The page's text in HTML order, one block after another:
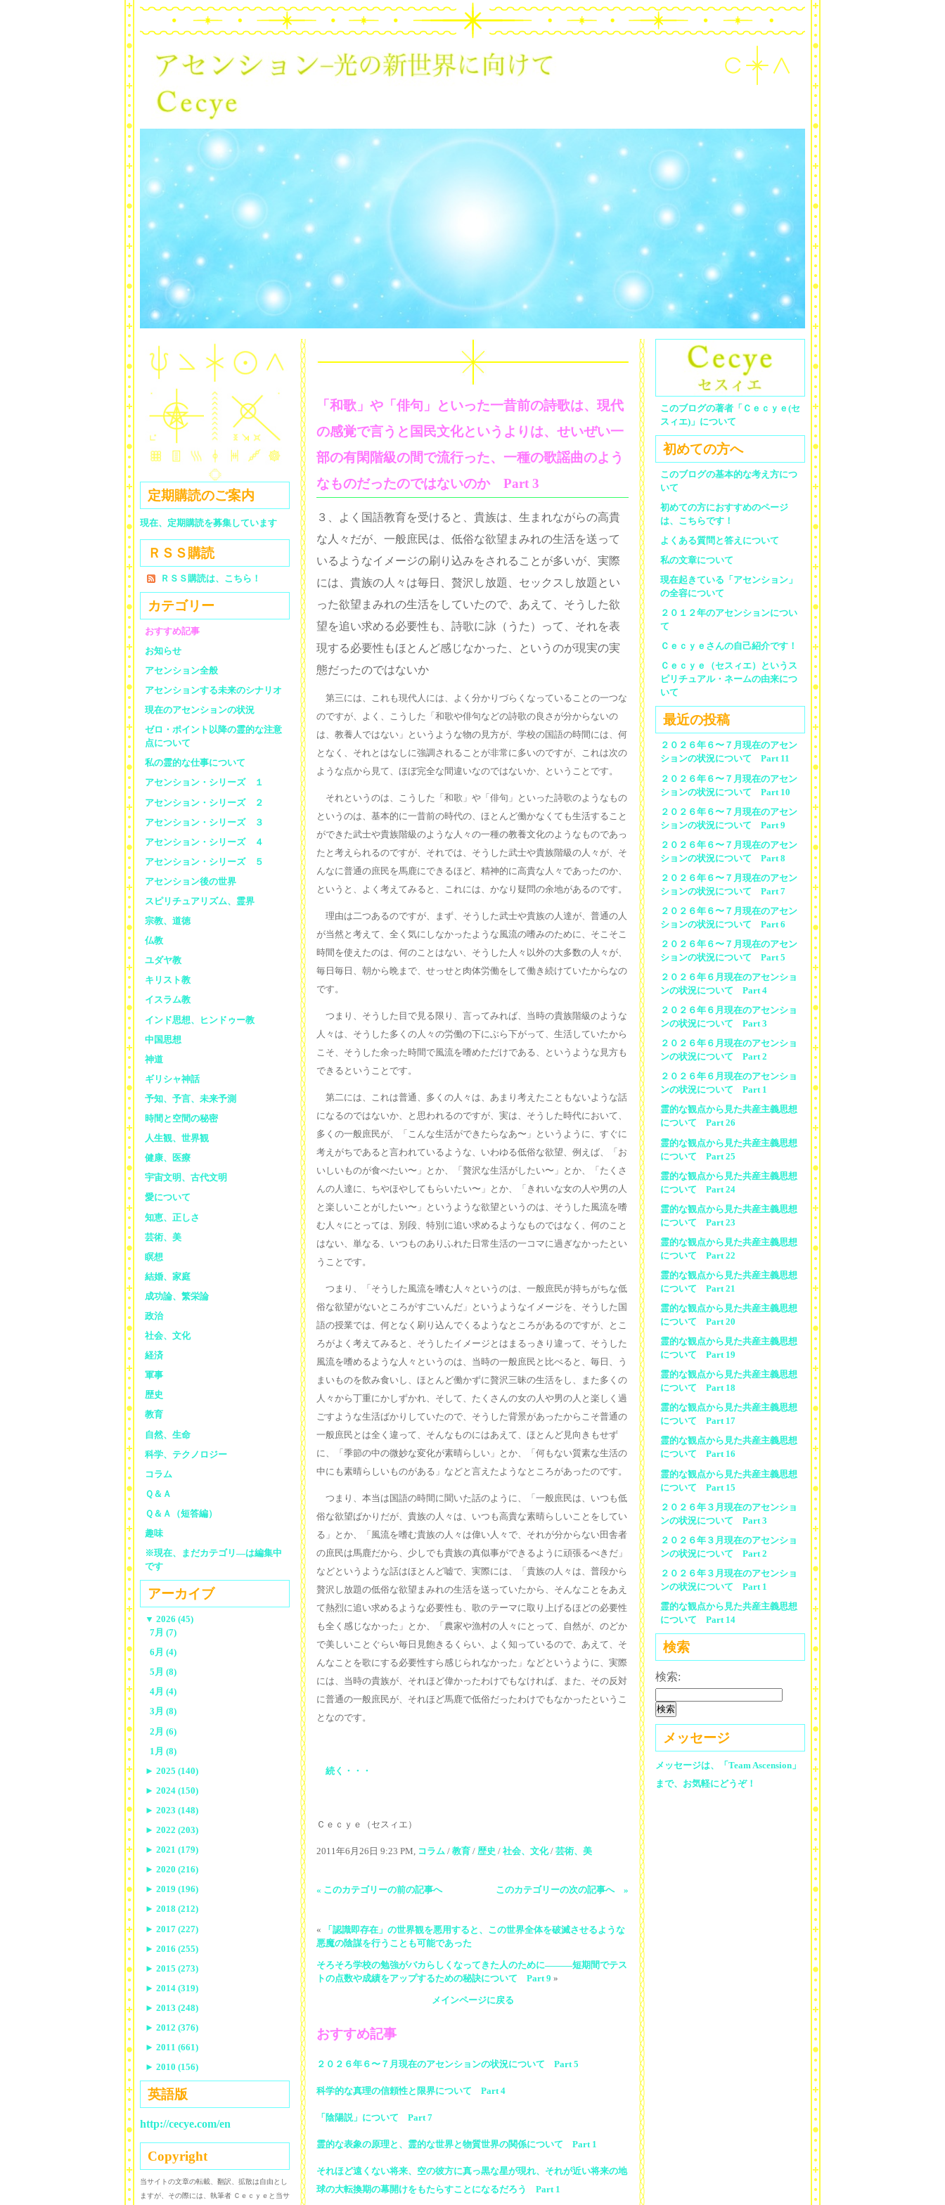
「和歌」や「俳句」といった一昔前の詩歌は、現代
の感覚で言うと国民文化というよりは、せいぜい一
部の有閑階級の間で流行った、一種の歌謡曲のよう
なものだったのではないのか Part 3
３、よく国語教育を受けると、貴族は、生まれながらの高貴
な人々だが、一般庶民は、低俗な欲望まみれの生活を送って
いるようなイメージの刷り込みをされることが多いが、実際
には、貴族の人々は毎日、贅沢し放題、セックスし放題とい
った欲望まみれの生活をしていたので、あえて、そうした欲
望を追い求める必要性も、詩歌に詠（うた）って、それを表
現する必要性もほとんど感じなかった、というのが現実の実
態だったのではないか
第三には、これも現代人には、よく分かりづらくなっていることの一つな
のですが、よく、こうした「和歌や俳句などの詩歌の良さが分からないの
は、教養人ではない」というような物の見方が、学校の国語の時間には、何
となく、それとはなしに強調されることが非常に多いのですが、これは次の
ような点から見て、ほぼ完全な間違いなのではないか、ということです。
それというのは、こうした「和歌」や「俳句」といった詩歌のようなもの
というのは、基本的に一昔前の時代の、ほとんど働かなくても生活すること
ができた武士や貴族階級のような人々の一種の教養文化のようなものであっ
たと考えられるのですが、それでは、そうした武士や貴族階級の人々が、そ
んなに普通の庶民を馬鹿にできるほど、精神的に高貴な人々であったのか、
というと、よく考えてみると、これには、かなり疑問の余地があるのです。
理由は二つあるのですが、まず、そうした武士や貴族の人達が、普通の人
が当然と考えて、全く気にしなかったような風流の嗜みのために、そこそこ
時間を使えたのは、何のことはない、そうした人々以外の大多数の人々が、
毎日毎日、朝から晩まで、せっせと肉体労働をして働き続けていたからなの
です。
つまり、そうした目で見る限り、言ってみれば、当時の貴族階級のような
人々は、そうした多くの人々の労働の下にぶら下がって、生活していたから
こそ、そうした余った時間で風流を嗜めただけである、というような見方も
できるということです。
第二には、これは普通、多くの人々は、あまり考えたこともないような話
になるのではないか、と思われるのですが、実は、そうした時代において、
多くの一般庶民が、「こんな生活ができたらなあ〜」というように、すぐに
考えがちであると言われているような、いわゆる低俗な欲望、例えば、「お
いしいものが食べたい〜」とか、「贅沢な生活がしたい〜」とか、「たくさ
んの人達に、ちやほやしてもらいたい〜」とか、「きれいな女の人や男の人
と楽しいことがしたい〜」というような欲望というのは、そうした風流を嗜
む人々にとっては、別段、特別に追い求めるようなものではなく、何のこと
はない、単なる、いつものありふれた日常生活の一コマに過ぎなかったとい
うことです。
つまり、「そうした風流を嗜む人々というのは、一般庶民が持ちがちな低
俗な欲望がないところがすごいんだ」というようなイメージを、そうした国
語の授業では、何となく刷り込んでくるようなところがあるのですが、とこ
ろがよく考えてみると、そうしたイメージとはまるっきり違って、そうした
風流を嗜めるような人々というのは、当時の一般庶民と比べると、毎日、う
まいものを飲み食いし、ほとんど働かずに贅沢三昧の生活をし、また多くの
人々から丁重にかしずかれ、そして、たくさんの女の人や男の人と楽しく過
ごすような生活ばかりしていたので、そうした背景があったからこそ普通の
一般庶民とは全く違って、そんなものにはあえて、ほとんど見向きもせず
に、「季節の中の微妙な変化が素晴らしい」とか、「何もない質素な生活の
中にも素晴らしいものがある」などと言えたようなところがあったのです。
つまり、本当は国語の時間に聞いた話のように、「一般庶民は、いつも低
俗な欲望ばかりだが、貴族の人々は、いつも高貴な素晴らしいことをしてい
る」とか、「風流を嗜む貴族の人々は偉い人々で、それが分からない田舎者
の庶民は馬鹿だから、少しでも貴族の真似事ができるように頑張るべきだ」
などというような話はほとんど嘘で、実際には、「貴族の人々は、普段から
贅沢し放題の低俗な欲望まみれの生活を送っていたから、そんなことをあえ
て熱烈に追い求めるような必要性も、歌のテーマに取り上げるほどの必要性
も全く感じなかった」とか、「農家や漁村の人々にとって、自然が、のどか
で美しいことぐらい毎日見飽きるくらい、よく知っているので、あえて、そ
んなことを歌にする必要性すら感じられなかった」などというように、実際
には、当時の貴族が、それほど偉かったわけでもなければ、また、その反対
に普通の一般庶民が、それほど馬鹿で低俗だったわけでもなかったというこ
となのです。
続く・・・
Ｃｅｃｙｅ（セスィエ）
2011年6月26日 9:23 PM, コラム / 教育 / 歴史 / 社会、文化/ 芸術、美
« このカテゴリーの前の記事へ このカテゴリーの次の記事へ »
«
「認識即存在」の世界観を悪用すると、この世界全体を破滅させるような
悪魔の陰謀を行うことも可能であった
そろそろ学校の勉強がバカらしくなってきた人のために―――短期間でテス
トの点数や成績をアップするための秘訣について Part 9 »
メインページに戻る
おすすめ記事
２０２６年６〜７月現在のアセンションの状況について Part 5
科学的な真理の信頼性と限界について Part 4
「陰陽説」について Part 7
霊的な表象の原理と、霊的な世界と物質世界の関係について Part 1
それほど遠くない将来、空の彼方に真っ黒な星が現れ、それが近い将来の地
球の大転換期の幕開けをもたらすことになるだろう Part 1
このブログの著者「Ｃｅｃｙｅ(セ
スィエ)」について
初めての方へ
このブログの基本的な考え方につ
いて
初めての方におすすめのページ
は、こちらです！
よくある質問と答えについて
私の文章について
現在起きている「アセンション」
の全容について
２０１２年のアセンションについ
て
Ｃｅｃｙｅさんの自己紹介です！
Ｃｅｃｙｅ（セスィエ）というス
ピリチュアル・ネームの由来につ
いて
最近の投稿
２０２６年６〜７月現在のアセン
ションの状況について Part 11
２０２６年６〜７月現在のアセン
ションの状況について Part 10
２０２６年６〜７月現在のアセン
ションの状況について Part 9
２０２６年６〜７月現在のアセン
ションの状況について Part 8
２０２６年６〜７月現在のアセン
ションの状況について Part 7
２０２６年６〜７月現在のアセン
ションの状況について Part 6
２０２６年６〜７月現在のアセン
ションの状況について Part 5
２０２６年６月現在のアセンショ
ンの状況について Part 4
２０２６年６月現在のアセンショ
ンの状況について Part 3
２０２６年６月現在のアセンショ
ンの状況について Part 2
２０２６年６月現在のアセンショ
ンの状況について Part 1
霊的な観点から見た共産主義思想
について Part 26
霊的な観点から見た共産主義思想
について Part 25
霊的な観点から見た共産主義思想
について Part 24
霊的な観点から見た共産主義思想
について Part 23
霊的な観点から見た共産主義思想
について Part 22
霊的な観点から見た共産主義思想
について Part 21
霊的な観点から見た共産主義思想
について Part 20
霊的な観点から見た共産主義思想
について Part 19
霊的な観点から見た共産主義思想
について Part 18
霊的な観点から見た共産主義思想
について Part 17
霊的な観点から見た共産主義思想
について Part 16
霊的な観点から見た共産主義思想
について Part 15
２０２６年３月現在のアセンショ
ンの状況について Part 3
２０２６年３月現在のアセンショ
ンの状況について Part 2
２０２６年３月現在のアセンショ
ンの状況について Part 1
霊的な観点から見た共産主義思想
について Part 14
検索
検索:
メッセージ
メッセージは、「Team Ascension」
まで、お気軽にどうぞ！
定期購読のご案内
現在、定期購読を募集しています
ＲＳＳ購読
ＲＳＳ購読は、こちら！
カテゴリー
おすすめ記事
お知らせ
アセンション全般
アセンションする未来のシナリオ
現在のアセンションの状況
ゼロ・ポイント以降の霊的な注意
点について
私の霊的な仕事について
アセンション・シリーズ １
アセンション・シリーズ ２
アセンション・シリーズ ３
アセンション・シリーズ ４
アセンション・シリーズ ５
アセンション後の世界
スピリチュアリズム、霊界
宗教、道徳
仏教
ユダヤ教
キリスト教
イスラム教
インド思想、ヒンドゥー教
中国思想
神道
ギリシャ神話
予知、予言、未来予測
時間と空間の秘密
人生観、世界観
健康、医療
宇宙文明、古代文明
愛について
知恵、正しさ
芸術、美
瞑想
結婚、家庭
成功論、繁栄論
政治
社会、文化
経済
軍事
歴史
教育
自然、生命
科学、テクノロジー
コラム
Ｑ＆Ａ
Ｑ＆Ａ（短答編）
趣味
※現在、まだカテゴリ—は編集中
です
アーカイブ
▼ 2026 (45)
7月 (7)
6月 (4)
5月 (8)
4月 (4)
3月 (8)
2月 (6)
1月 (8)
► 2025 (140)
► 2024 (150)
► 2023 (148)
► 2022 (203)
► 2021 (179)
► 2020 (216)
► 2019 (196)
► 2018 (212)
► 2017 (227)
► 2016 (255)
► 2015 (273)
► 2014 (319)
► 2013 (248)
► 2012 (376)
► 2011 (661)
► 2010 (156)
英語版
http://cecye.com/en
Copyright
当サイトの文章の転載、翻訳、拡散は自由とし
ますが、その際には、執筆者 Ｃｅｃｙｅと当サ